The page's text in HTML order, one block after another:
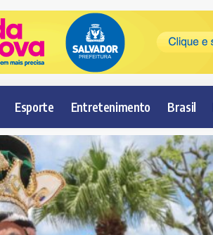
Esporte Entretenimento Brasil